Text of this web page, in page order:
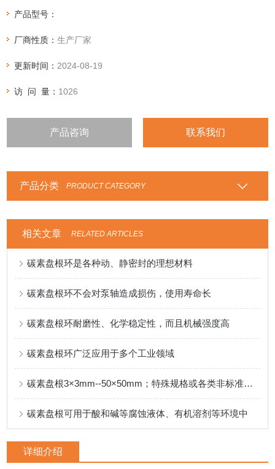
产品型号：
厂商性质：生产厂家
更新时间： 2024-08-19
访 问 量： 1026
产品咨询 联系我们
产品分类 PRODUCT CATEGORY
相关文章 RELATED ARTICLES
碳素盘根环是各种动、静密封的理想材料
碳素盘根环不会对泵轴造成损伤，使用寿命长
碳素盘根环耐磨性、化学稳定性，而且机械强度高
碳素盘根环广泛应用于多个工业领域
碳素盘根3×3mm--50×50mm；特殊规格或各类非标准产品可按客户要求制定
碳素盘根可用于酸和碱等腐蚀液体、有机溶剂等环境中
详细介绍